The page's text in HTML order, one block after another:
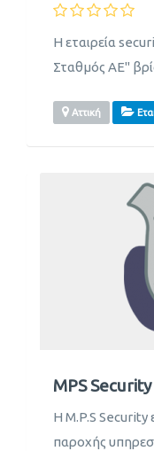
Η εταιρεία
Σταθμός ΑΕ"
Αττική
MPS Security
Η M.P.S Security
παροχής